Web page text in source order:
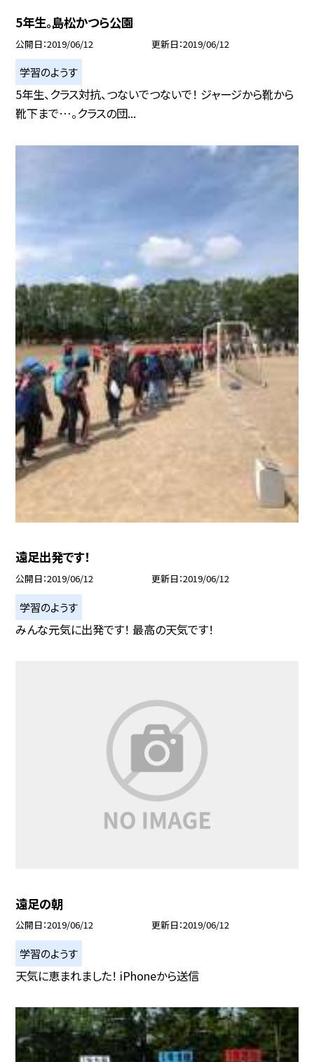
5年生。島松かつら公園
公開日 2019/06/12 更新日 2019/06/12
学習のようす
5年生、クラス対抗、つないでつないで！ ジャージから靴から
靴下まで…。クラスの団...
遠足出発です！
公開日 2019/06/12 更新日 2019/06/12
学習のようす
みんな元気に出発です！ 最高の天気です！
遠足の朝
公開日 2019/06/12 更新日 2019/06/12
学習のようす
天気に恵まれました！ iPhoneから送信